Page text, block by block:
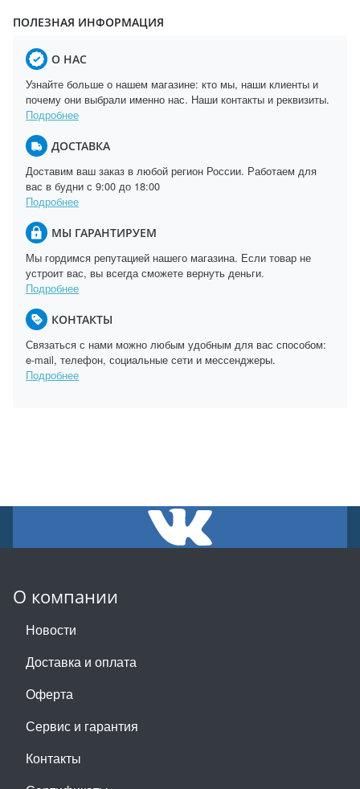
ПОЛЕЗНАЯ ИНФОРМАЦИЯ
О НАС
Узнайте больше о нашем магазине: кто мы, наши клиенты и
почему они выбрали именно нас. Наши контакты и реквизиты.
Подробнее
ДОСТАВКА
Доставим ваш заказ в любой регион России. Работаем для
вас в будни с 9:00 до 18:00
Подробнее
МЫ ГАРАНТИРУЕМ
Мы гордимся репутацией нашего магазина. Если товар не
устроит вас, вы всегда сможете вернуть деньги.
Подробнее
КОНТАКТЫ
Связаться с нами можно любым удобным для вас способом:
e-mail, телефон, социальные сети и мессенджеры.
Подробнее
О компании
Новости
Доставка и оплата
Оферта
Сервис и гарантия
Контакты